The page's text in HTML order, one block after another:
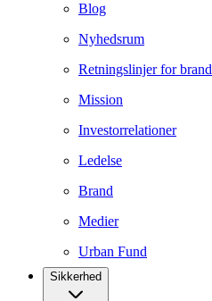
Blog
Nyhedsrum
Retningslinjer for brand
Mission
Investorrelationer
Ledelse
Brand
Medier
Urban Fund
Sikkerhed